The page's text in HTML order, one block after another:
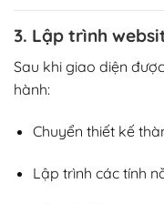
3. Lập trình
Sau khi giao diện
hành:
Chuyển thiết kế
Lập trình các tính